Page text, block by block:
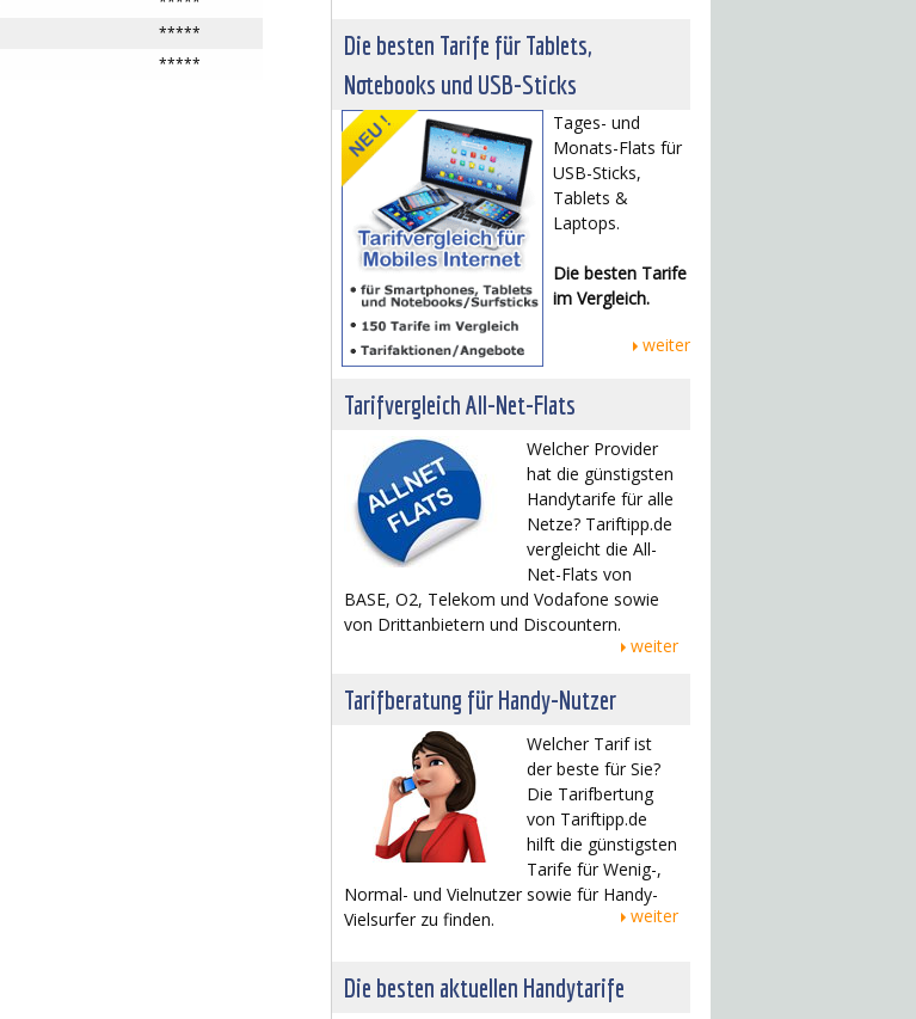
*****
*****
Die besten Tarife für Tablets,
Notebooks und USB-Sticks
Tages- und
Monats-Flats für
USB-Sticks,
Tablets &
Laptops.
Die besten Tarife
im Vergleich.
weiter
Tarifvergleich All-Net-Flats
Welcher Provider
hat die günstigsten
Handytarife für alle
Netze? Tariftipp.de
vergleicht die All-
Net-Flats von
BASE, O2, Telekom und Vodafone sowie
von Drittanbietern und Discountern.
weiter
Tarifberatung für Handy-Nutzer
Welcher Tarif ist
der beste für Sie?
Die Tarifbertung
von Tariftipp.de
hilft die günstigsten
Tarife für Wenig-,
Normal- und Vielnutzer sowie für Handy-
Vielsurfer zu finden.
weiter
Die besten aktuellen Handytarife